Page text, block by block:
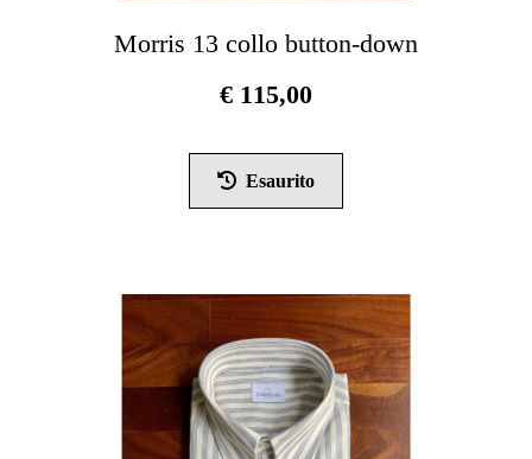
Morris 13 collo button-down
€ 115,00
Esaurito
ha
Le
opzioni
possono
essere
scelte
nella